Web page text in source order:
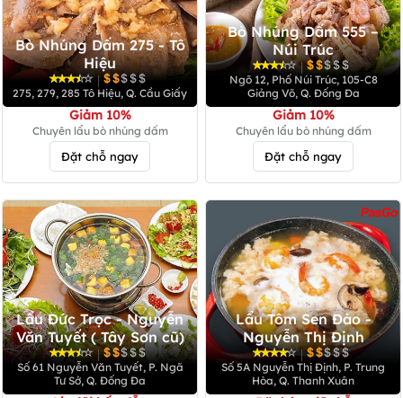
Bò Nhúng Dấm 275 - Tô
Hiệu
|
275, 279, 285 Tô Hiệu, Q. Cầu Giấy
Giảm 10%
Chuyên lẩu bò nhúng dấm
Đặt chỗ ngay
Bò Nhúng Dấm 555 –
Núi Trúc
|
Ngõ 12, Phố Núi Trúc, 105-C8
Giảng Võ, Q. Đống Đa
Giảm 10%
Chuyên lẩu bò nhúng dấm
Đặt chỗ ngay
Lẩu Đức Trọc - Nguyễn
Văn Tuyết ( Tây Sơn cũ)
|
Số 61 Nguyễn Văn Tuyết, P. Ngã
Tư Sở, Q. Đống Đa
Lẩu Tôm Sen Đào -
Nguyễn Thị Định
|
Số 5A Nguyễn Thị Định, P. Trung
Hòa, Q. Thanh Xuân